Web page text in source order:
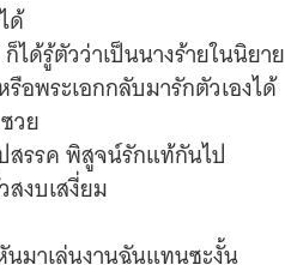
ด้
ได้รู้ตัวว่าเป็นนางร้ายในนิยาย
อพระเอกกลับมารักตัวเองได้
วย
รรค พิสูจน์รักแท้กันไป
งบเสงี่ยม
นมาเล่นงานฉันแทนซะงั้น